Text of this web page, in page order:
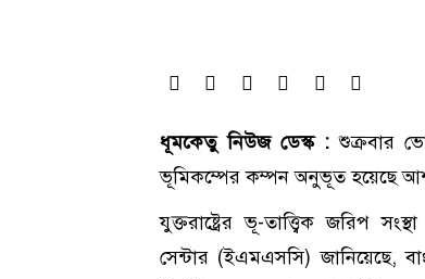
ধূমকেতু নিউজ ডেস্ক :শুক্রবার
ভূমিকম্পের কম্পন অনুভূত হয়েছে
যুক্তরাষ্ট্রের ভূ-তাত্ত্বিক জরিপ
সেন্টার (ইএমএসসি) জানিয়েছে,